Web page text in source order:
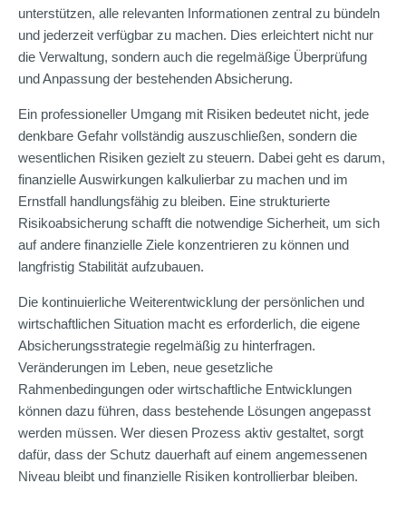
unterstützen, alle relevanten Informationen zentral zu bündeln
und jederzeit verfügbar zu machen. Dies erleichtert nicht nur
die Verwaltung, sondern auch die regelmäßige Überprüfung
und Anpassung der bestehenden Absicherung.
Ein professioneller Umgang mit Risiken bedeutet nicht, jede
denkbare Gefahr vollständig auszuschließen, sondern die
wesentlichen Risiken gezielt zu steuern. Dabei geht es darum,
finanzielle Auswirkungen kalkulierbar zu machen und im
Ernstfall handlungsfähig zu bleiben. Eine strukturierte
Risikoabsicherung schafft die notwendige Sicherheit, um sich
auf andere finanzielle Ziele konzentrieren zu können und
langfristig Stabilität aufzubauen.
Die kontinuierliche Weiterentwicklung der persönlichen und
wirtschaftlichen Situation macht es erforderlich, die eigene
Absicherungsstrategie regelmäßig zu hinterfragen.
Veränderungen im Leben, neue gesetzliche
Rahmenbedingungen oder wirtschaftliche Entwicklungen
können dazu führen, dass bestehende Lösungen angepasst
werden müssen. Wer diesen Prozess aktiv gestaltet, sorgt
dafür, dass der Schutz dauerhaft auf einem angemessenen
Niveau bleibt und finanzielle Risiken kontrollierbar bleiben.